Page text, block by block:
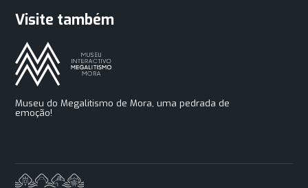
Visite também
Museu do Megalitismo de Mora, uma pedrada de
emoção!